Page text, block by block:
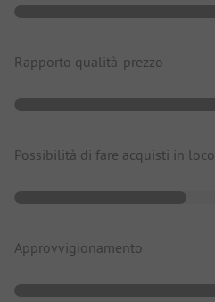
Rapporto qualità-prezzo
Possibilità di fare acquisti in loco
Approvvigionamento